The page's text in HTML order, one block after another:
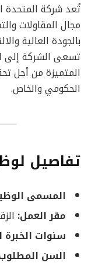
تُعد شركة المتحدة
مجال المقاولات
بالجودة العالية
تسعى الشركة إلى
المتميزة من أجل
الحكومي والخاص.
تفاصيل
المسمى
مقر العمل:
سنوات الخبرة
السن